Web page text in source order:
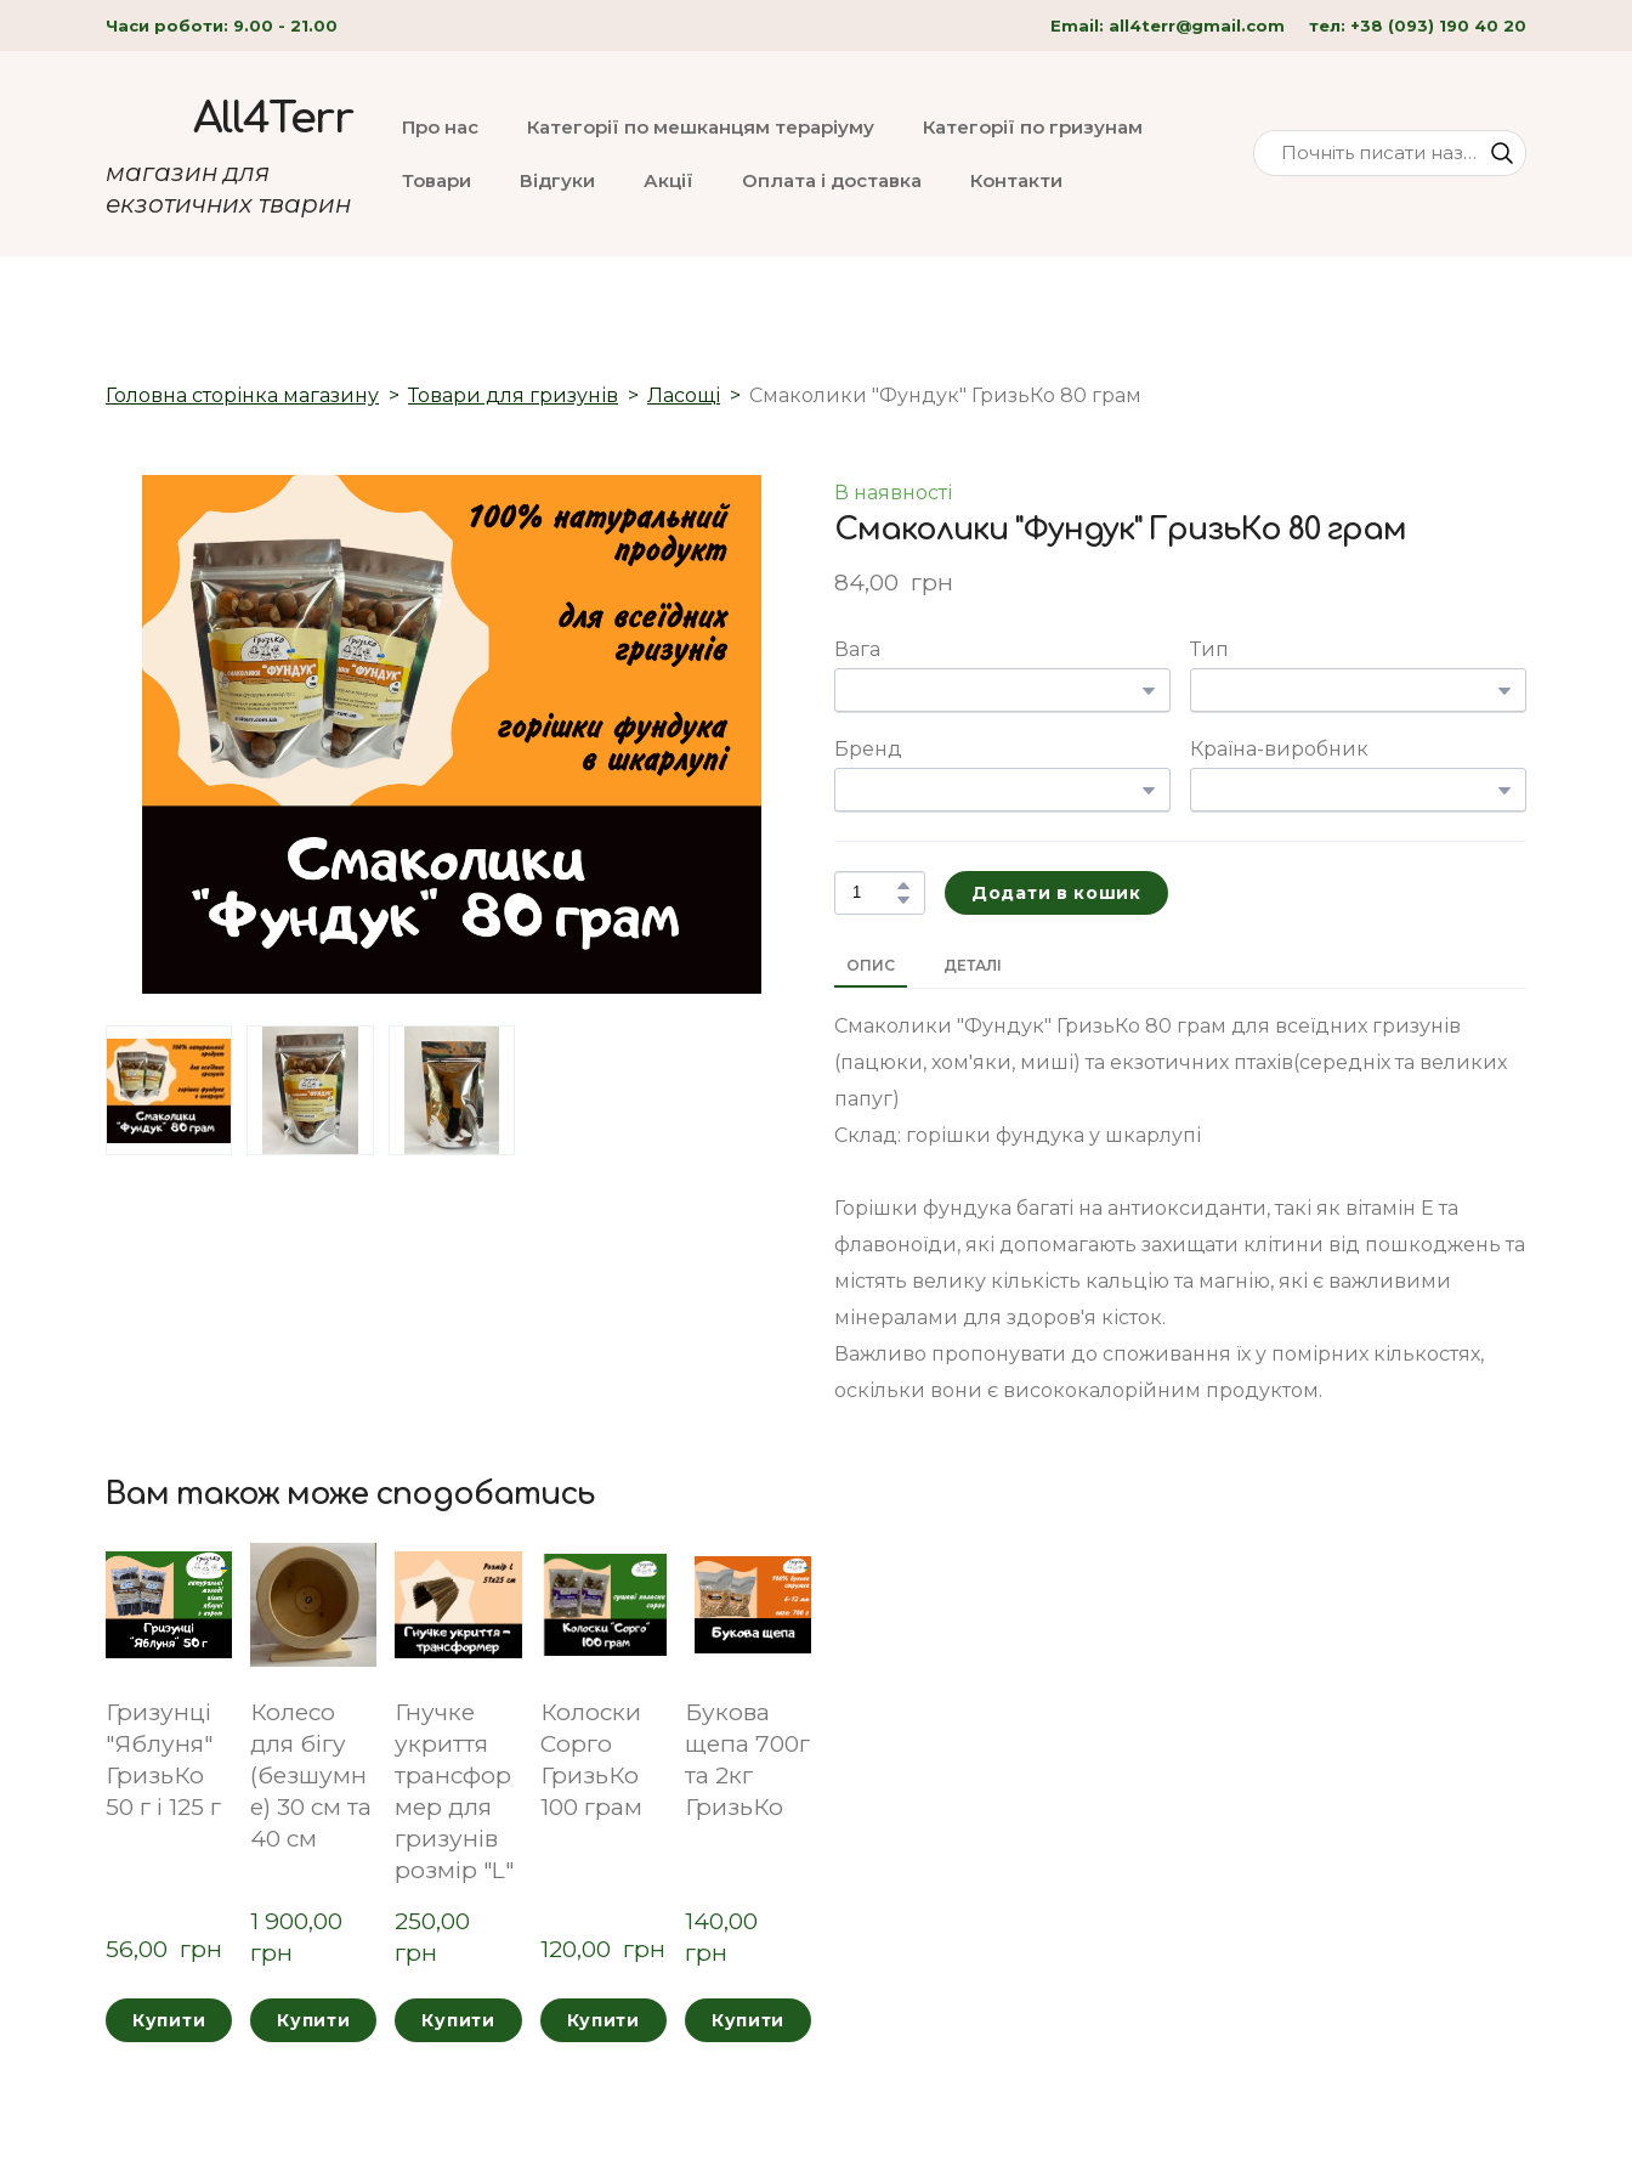
Часи роботи: 9.00 - 21.00 Email: all4terr@gmail.com тел: +38 (093) 190 40 20
All4Terr
магазин для
екзотичних тварин
Про нас Категорії по мешканцям тераріуму Категорії по гризунам
Товари Відгуки Акції Оплата і доставка Контакти
Головна сторінка магазину Товари для гризунів Ласощі Смаколики "Фундук" ГризьКо 80 грам
В наявності
Смаколики "Фундук" ГризьКо 80 грам
84,00  грн
Вага Тип
Бренд Країна-виробник
Додати в кошик
ОПИС ДЕТАЛІ
Смаколики "Фундук" ГризьКо 80 грам для всеїдних гризунів
(пацюки, хом'яки, миші) та екзотичних птахів(середніх та великих
папуг)
Склад: горішки фундука у шкарлупі
Горішки фундука багаті на антиоксиданти, такі як вітамін Е та
флавоноїди, які допомагають захищати клітини від пошкоджень та
містять велику кількість кальцію та магнію, які є важливими
мінералами для здоров'я кісток.
Важливо пропонувати до споживання їх у помірних кількостях,
оскільки вони є висококалорійним продуктом.
Вам також може сподобатись
Гризунці
"Яблуня"
ГризьКо
50 г і 125 г
56,00  грн
Купити
Колесо
для бігу
(безшумн
е) 30 см та
40 см
1 900,00
грн
Купити
Гнучке
укриття
трансфор
мер для
гризунів
розмір "L"
250,00
грн
Купити
Колоски
Сорго
ГризьКо
100 грам
120,00  грн
Купити
Букова
щепа 700г
та 2кг
ГризьКо
140,00
грн
Купити